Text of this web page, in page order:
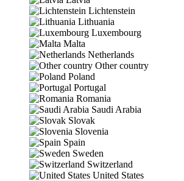
Lichtenstein
Lithuania
Luxembourg
Malta
Netherlands
Other country
Poland
Portugal
Romania
Saudi Arabia
Slovak
Slovenia
Spain
Sweden
Switzerland
United States